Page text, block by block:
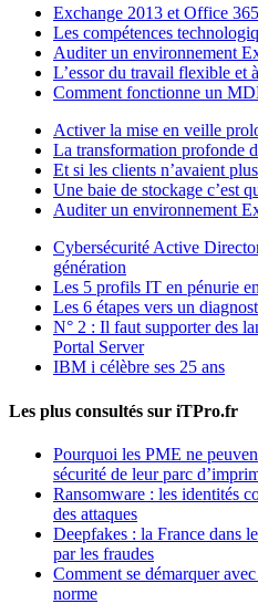
Exchange 2013 et Office
Les compétences
Auditer un environnement
L’essor du travail flexible et
Comment fonctionne un
Activer la mise en veille
La transformation profonde
Et si les clients n’avaient
Une baie de stockage c’est
Auditer un environnement
Cybersécurité Active
génération
Les 5 profils IT en pénurie
Les 6 étapes vers un
N° 2 : Il faut supporter des
Portal Server
IBM i célèbre ses 25 ans
Les plus consultés sur iTPro.fr
Pourquoi les PME ne
sécurité de leur parc
Ransomware : les identités
des attaques
Deepfakes : la France dans
par les fraudes
Comment se démarquer
norme